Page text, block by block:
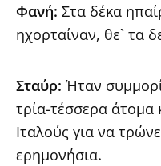
Φανή: Στα δέκα
ηχορταίναν, θε` τα
Σταύρ: Ήταν
τρία-τέσσερα άτομα
Ιταλούς για να
ερημονήσια.